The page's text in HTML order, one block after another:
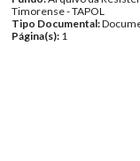
Timorense - TAPOL
Tipo Documental:
Página(s): 1